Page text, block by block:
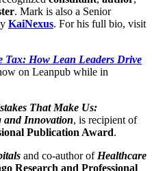
. Mark is also a Senior
KaiNexus. For his full bio, visit
Tax: How Lean Leaders Drive
on Leanpub while in
That Make Us:
and Innovation, is recipient of
Publication Award.
and co-author of Healthcare
Research and Professional